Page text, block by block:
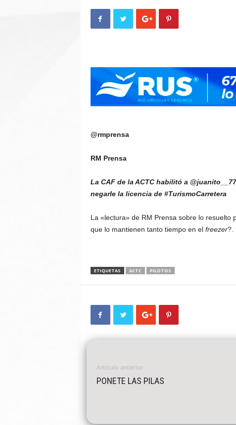
@rmprensa
RM Prensa
La CAF de la ACTC habilitó a
negarle la licencia de #TurismoCarretera
La «lectura» de RM Prensa sobre lo resuelto
que lo mantienen tanto tiempo en el freezer?.
ETIQUETAS ACTC PILOTOS
Artículo anterior
PONETE LAS PILAS